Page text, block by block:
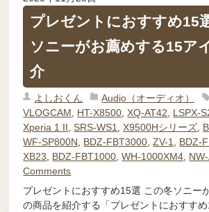
プレゼントにおすすめ15
ソニーがお薦めする15ア
介
よしおくん Audio（オーディオ）
VLOGCAM
HT-X8500 ,XQ-AT42 LSPX-
Xperia 1 II ,SRS-WS1 ,X9500Hシリーズ
WF-SP800N
BDZ-FBT3000 ,ZV-1 BDZ-
XB23
BDZ-FBT1000 ,WH-1000XM4
Comments
プレゼントにおすすめ15選 この冬ソニー
の商品を紹介する「プレゼントにおすす